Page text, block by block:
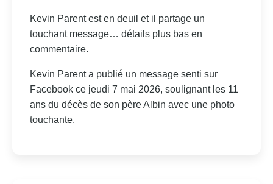
Kevin Parent est en deuil et il partage un
touchant message… détails plus bas en
commentaire.
Kevin Parent a publié un message senti sur
Facebook ce jeudi 7 mai 2026, soulignant les 11
ans du décès de son père Albin avec une photo
touchante.